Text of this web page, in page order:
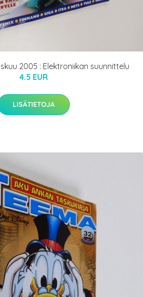
2005 : Elektroniikan suunnittelu
4.5 EUR
LISÄTIETOJA